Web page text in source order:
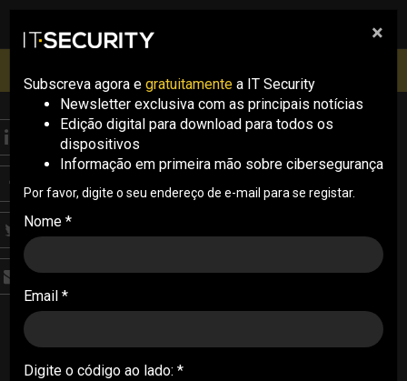
pesquisa
Inscrições abertas
THREATS
Novo malware Quasar
Linux visa
programadores
O malware Quasar Linux combina rootkit,
backdoor e roubo de credenciais para
comprometer ambientes DevOps e cadeias de
07/05/2026
×
Subscreva agora e gratuitamente a IT Security
Newsletter exclusiva com as principais notícias
Edição digital para download para todos os
dispositivos
Informação em primeira mão sobre cibersegurança
Por favor, digite o seu endereço de e-mail para se registar.
Nome *
Email *
Digite o código ao lado: *